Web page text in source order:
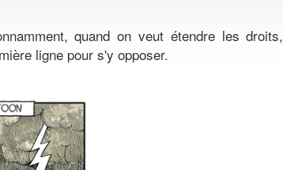
quand on veut étendre les droits,
ligne pour s'y opposer.